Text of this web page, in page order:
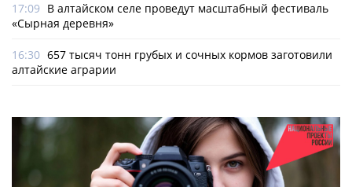
17:09 В алтайском селе проведут масштабный фестиваль
«Сырная деревня»
16:30 657 тысяч тонн грубых и сочных кормов заготовили
алтайские аграрии